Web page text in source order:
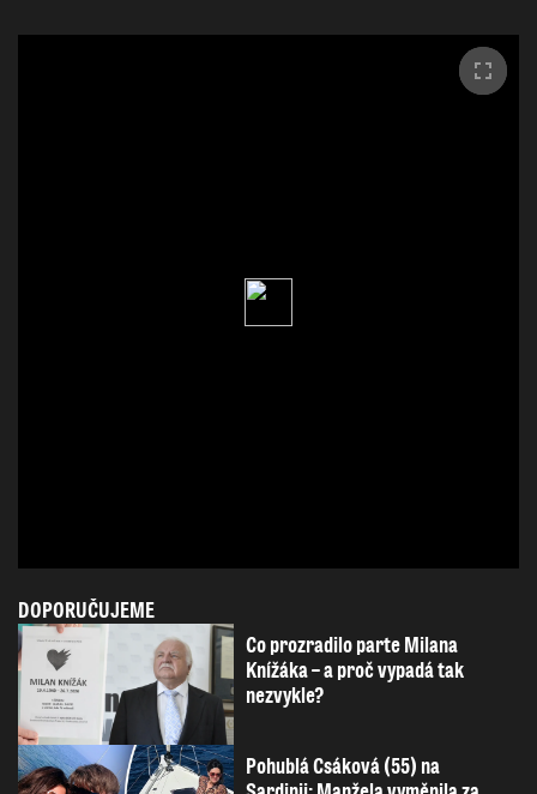
DOPORUČUJEME
Co prozradilo parte Milana
Knížáka – a proč vypadá tak
nezvykle?
Pohublá Csáková (55) na